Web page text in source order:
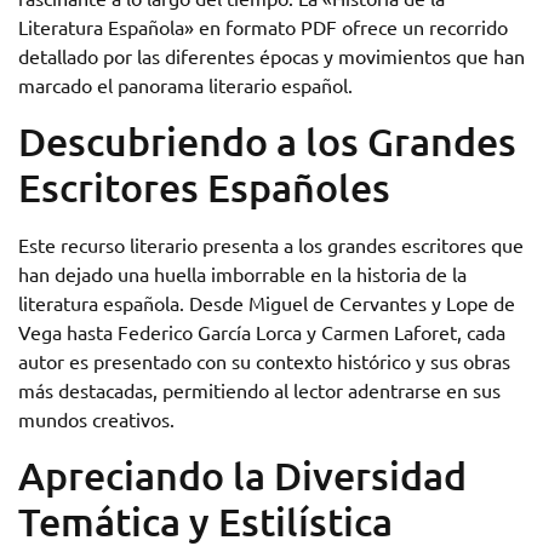
Literatura Española» en formato PDF ofrece un recorrido
detallado por las diferentes épocas y movimientos que han
marcado el panorama literario español.
Descubriendo a los Grandes
Escritores Españoles
Este recurso literario presenta a los grandes escritores que
han dejado una huella imborrable en la historia de la
literatura española. Desde Miguel de Cervantes y Lope de
Vega hasta Federico García Lorca y Carmen Laforet, cada
autor es presentado con su contexto histórico y sus obras
más destacadas, permitiendo al lector adentrarse en sus
mundos creativos.
Apreciando la Diversidad
Temática y Estilística